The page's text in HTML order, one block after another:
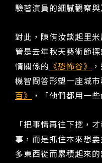
驗著演員的細膩觀察
對此，陳侑汝談起里
管是去年秋天藝術節
情關係的 《恐怖谷》
機智問答形塑一座城
百》
，「他們都用一
「把事情再往下挖，
事，而是抓住本來想
多東西從而累積起來